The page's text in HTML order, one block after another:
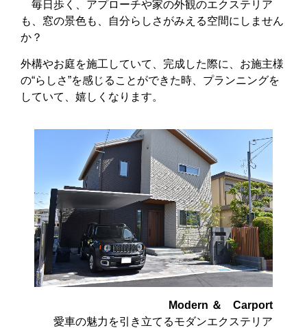
毎日歩く、アプローチや家の外観のエクステリア
も、窓の景色も、自分らしさがみえる空間にしません
か？
外構やお庭を施工していて、完成した際に、お施主様
の“らしさ”を感じることができた時、プランニングを
していて、嬉しくなります。
Modern ＆ Carport
愛車の魅力を引き立てるモダンエクステリア